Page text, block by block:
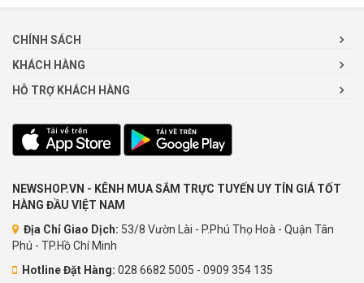
CHÍNH SÁCH
KHÁCH HÀNG
HỖ TRỢ KHÁCH HÀNG
NEWSHOP.VN - KÊNH MUA SẮM TRỰC TUYẾN UY TÍN GIÁ TỐT
HÀNG ĐẦU VIỆT NAM
Địa Chỉ Giao Dịch: 53/8 Vườn Lài - P.Phú Thọ Hoà - Quận Tân
Phú - TP.Hồ Chí Minh
Hotline Đặt Hàng: 028 6682 5005 - 0909 354 135